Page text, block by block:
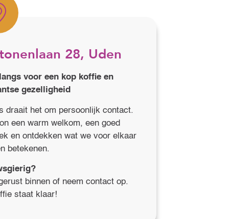
28, Uden
voor een kop koffie en
gezelligheid
draait het om persoonlijk contact.
een warm welkom, een goed
en ontdekken wat we voor elkaar
betekenen.
binnen of neem contact op.
staat klaar!